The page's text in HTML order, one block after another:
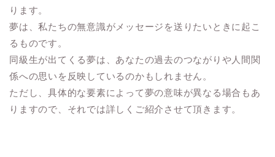
ります。
夢は、私たちの無意識がメッセージを送りたいときに起こ
るものです。
同級生が出てくる夢は、あなたの過去のつながりや人間関
係への思いを反映しているのかもしれません。
ただし、具体的な要素によって夢の意味が異なる場合もあ
りますので、それでは詳しくご紹介させて頂きます。